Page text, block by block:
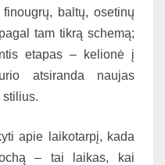
baltų, osetinų
tam tikrą schemą;
etapas – kelionė į
atsiranda naujas
stilius.
apie laikotarpį, kada
– tai laikas, kai